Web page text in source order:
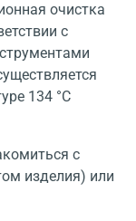
очистка
с
134 °С
с
изделия) или